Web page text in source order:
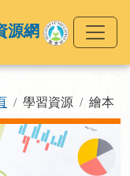
源網
學習資源 繪本